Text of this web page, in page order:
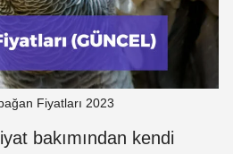
Fiyatları 2023
bakımından kendi